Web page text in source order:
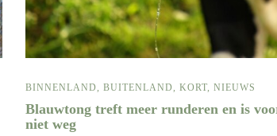
BINNENLAND BUITENLAND KORT NIEUWS
Blauwtong treft meer runderen en is
niet weg